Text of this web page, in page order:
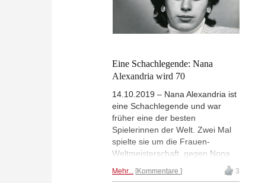
Eine Schachlegende: Nana
Alexandria wird 70
14.10.2019 – Nana Alexandria ist
eine Schachlegende und war
früher eine der besten
Spielerinnen der Welt. Zwei Mal
spielte sie um die Frauen-
Weltmeisterschaft, gegen Nona
Gaprindashvili verlor sie, gegen
Maia Chiburdanidze erreichte sie
Mehr... Kommentare 3